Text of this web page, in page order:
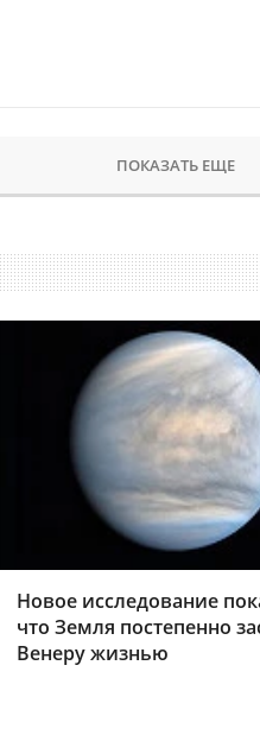
ПОКАЗАТЬ ЕЩЕ
Новое исследование
что Земля постепенно
Венеру жизнью